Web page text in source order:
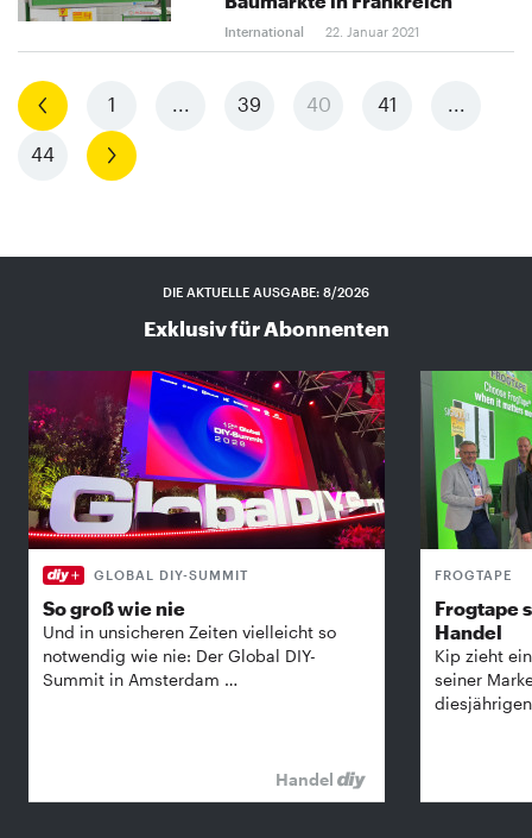
International 22. Januar 2021
Vorherige 1 39 40 41
44 Nächste
DIE AKTUELLE AUSGABE: 8/2026
Exklusiv für Abonnenten
GLOBAL DIY-SUMMIT
So groß wie nie
Und in unsicheren Zeiten vielleicht so
notwendig wie nie: Der Global DIY-
Summit in Amsterdam …
Handel
FROGTAPE
Frogtape
Handel
Kip zieht
seiner